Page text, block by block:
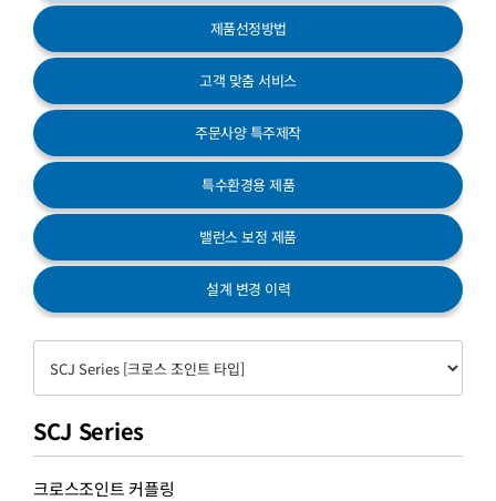
제품선정방법
고객 맞춤 서비스
주문사양 특주제작
특수환경용 제품
밸런스 보정 제품
설계 변경 이력
SCJ Series
크로스조인트 커플링